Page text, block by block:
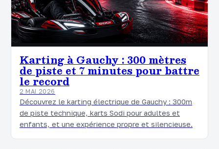
Karting à Gauchy : 300 mètres
de piste et 7 minutes pour battre
le record
2 MAI 2026
Découvrez le karting électrique de Gauchy : 300m
de piste technique, karts Sodi pour adultes et
enfants, et une expérience propre et silencieuse.